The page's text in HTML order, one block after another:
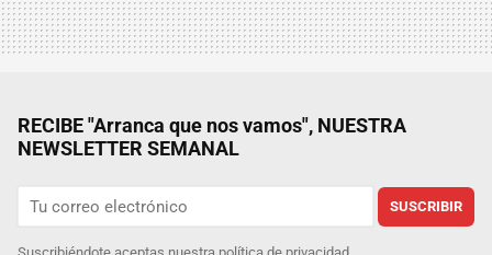
RECIBE "Arranca que nos vamos", NUESTRA
NEWSLETTER SEMANAL
SUSCRIBIR